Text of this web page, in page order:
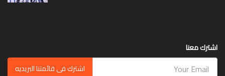
اشترك معنا
اشترك فى قائمتنا البريديه